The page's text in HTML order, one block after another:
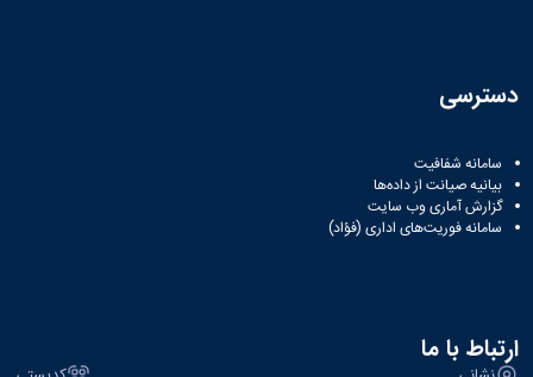
دسترسی
سامانه شفافیت
بیانیه صیانت از داده‌ها
گزارش آماری وب‌ سایت
سامانه فوریت‌های اداری (فؤاد)
ارتباط با ما